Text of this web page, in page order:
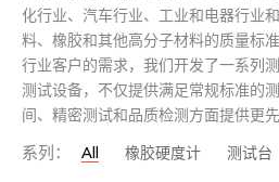
化行业、汽车行业、工业和电器行业
料、橡胶和其他高分子材料的质量标
行业客户的需求，我们开发了一系列
测试设备，不仅提供满足常规标准的
间、精密测试和品质检测方面提供更
系列： All 橡胶硬度计 测试台